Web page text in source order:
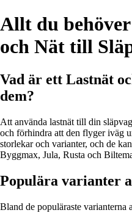
Allt du
och Nät till
Vad är ett Lastnät
dem?
Att använda lastnät till din
och förhindra att den flyger iväg
storlekar och varianter, och de
Byggmax, Jula, Rusta och
Populära varianter
Bland de populäraste varianterna